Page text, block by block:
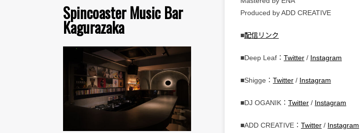
Spincoaster Music Bar
Kagurazaka
Produced by ADD CREATIVE
■配信リンク
■Deep Leaf： Twitter / Instagram
■Shigge： Twitter / Instagram
■DJ OGANIK： Twitter / Instagram
■ADD CREATIVE： Twitter / Instagram